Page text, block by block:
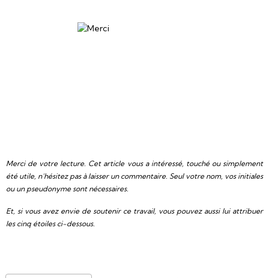
Merci de votre lecture. Cet article vous a intéressé, touché ou simplement
été utile, n’hésitez pas à laisser un commentaire. Seul votre nom, vos initiales
ou un pseudonyme sont nécessaires.
Et, si vous avez envie de soutenir ce travail, vous pouvez aussi lui attribuer
les cinq étoiles ci-dessous.